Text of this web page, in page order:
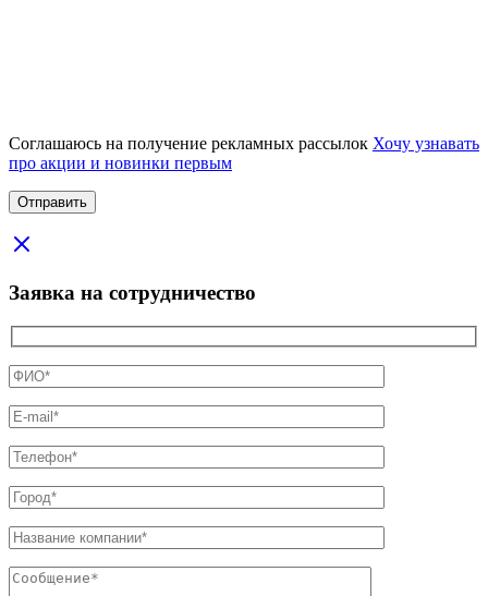
Соглашаюсь на получение рекламных рассылок Хочу узнавать
про акции и новинки первым
Заявка на сотрудничество